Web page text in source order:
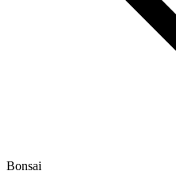
Bonsai